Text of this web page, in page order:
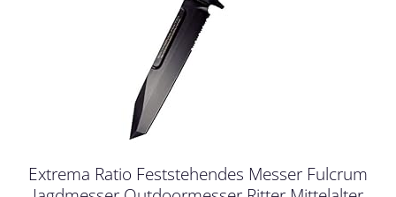
Extrema Ratio Feststehendes Messer Fulcrum